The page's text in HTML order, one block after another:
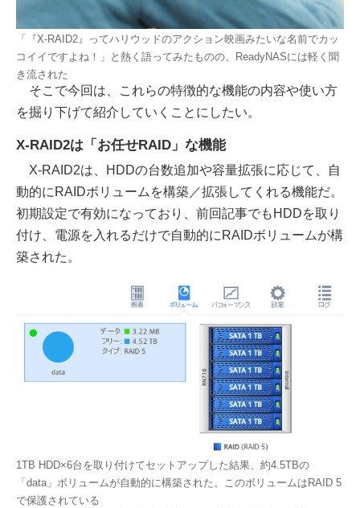
「『X-RAID2』ってハリウッドのアクション映画みたいな名前でカッ
コイイですよね！」と熱く語ってみたものの、ReadyNASには軽く聞
き流された
そこで今回は、これらの特徴的な機能の内容や使い方
を掘り下げて紹介していくことにしたい。
X-RAID2は「お任せRAID」な機能
X-RAID2は、HDDの台数追加や容量拡張に応じて、自
動的にRAIDボリュームを構築／拡張してくれる機能だ。
初期設定で有効になっており、前回記事でもHDDを取り
付け、電源を入れるだけで自動的にRAIDボリュームが構
築された。
1TB HDD×6台を取り付けてセットアップした結果、約4.5TBの
「data」ボリュームが自動的に構築された。このボリュームはRAID 5
で保護されている